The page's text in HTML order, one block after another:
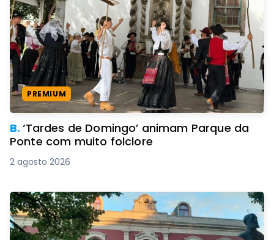
PREMIUM
B.‘Tardes de Domingo’ animam Parque da
Ponte com muito folclore
2 agosto 2026